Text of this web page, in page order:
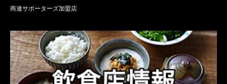
商連サポーターズ加盟店